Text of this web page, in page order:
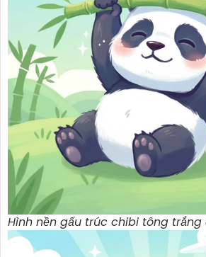
Hình nền gấu trúc chibi tông trắng